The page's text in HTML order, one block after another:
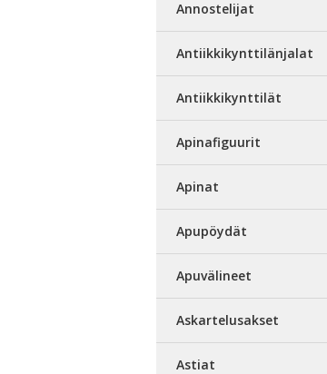
Annostelijat
Antiikkikynttilänjalat
Antiikkikynttilät
Apinafiguurit
Apinat
Apupöydät
Apuvälineet
Askartelusakset
Astiat